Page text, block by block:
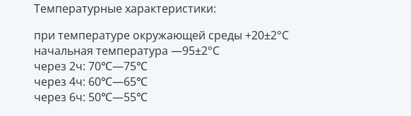
Температурные характеристики:
при температуре окружающей среды +20±2°С
начальная температура —95±2°С
через 2ч: 70℃—75℃
через 4ч: 60℃—65℃
через 6ч: 50℃—55℃